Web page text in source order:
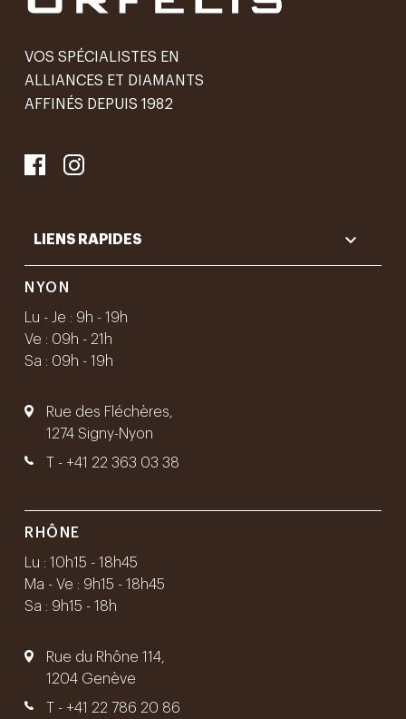
VOS SPÉCIALISTES EN
ALLIANCES ET DIAMANTS
AFFINÉS DEPUIS 1982
LIENS RAPIDES 
NYON
Lu - Je : 9h - 19h
Ve : 09h - 21h
Sa : 09h - 19h
Rue des Fléchères,
1274 Signy-Nyon
T - +41 22 363 03 38
RHÔNE
Lu : 10h15 - 18h45
Ma - Ve : 9h15 - 18h45
Sa : 9h15 - 18h
Rue du Rhône 114,
1204 Genève
T - +41 22 786 20 86